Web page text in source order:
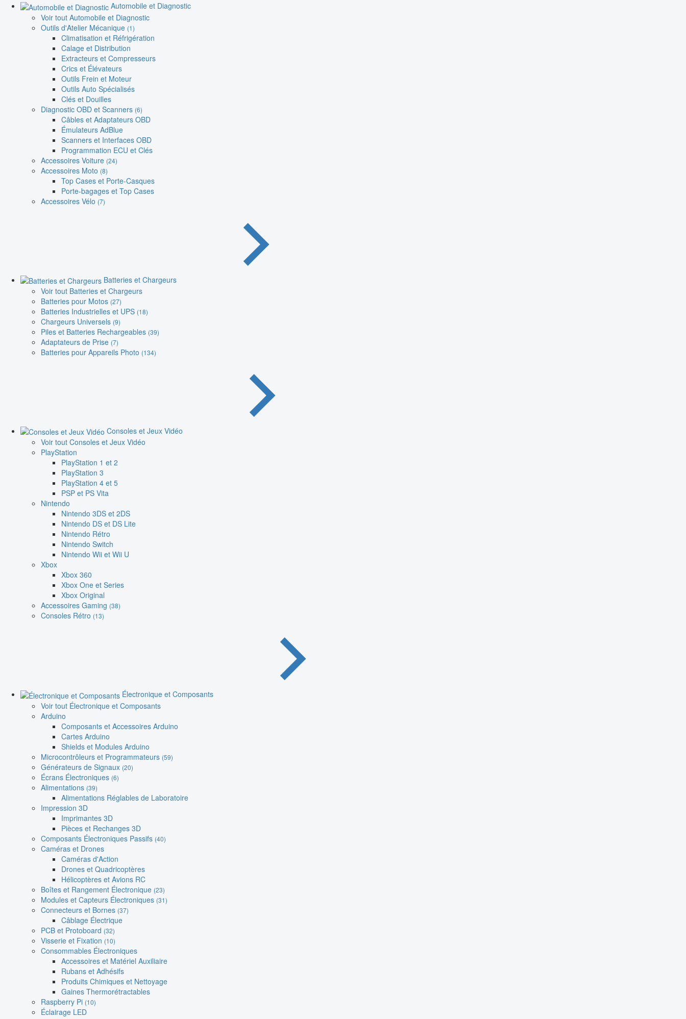
Automobile et Diagnostic
Voir tout Automobile et Diagnostic
Outils d'Atelier Mécanique (1)
Climatisation et Réfrigération
Calage et Distribution
Extracteurs et Compresseurs
Crics et Élévateurs
Outils Frein et Moteur
Outils Auto Spécialisés
Clés et Douilles
Diagnostic OBD et Scanners (6)
Câbles et Adaptateurs OBD
Émulateurs AdBlue
Scanners et Interfaces OBD
Programmation ECU et Clés
Accessoires Voiture (24)
Accessoires Moto (8)
Top Cases et Porte-Casques
Porte-bagages et Top Cases
Accessoires Vélo (7)
Batteries et Chargeurs
Voir tout Batteries et Chargeurs
Batteries pour Motos (27)
Batteries Industrielles et UPS (18)
Chargeurs Universels (9)
Piles et Batteries Rechargeables (39)
Adaptateurs de Prise (7)
Batteries pour Appareils Photo (134)
Consoles et Jeux Vidéo
Voir tout Consoles et Jeux Vidéo
PlayStation
PlayStation 1 et 2
PlayStation 3
PlayStation 4 et 5
PSP et PS Vita
Nintendo
Nintendo 3DS et 2DS
Nintendo DS et DS Lite
Nintendo Rétro
Nintendo Switch
Nintendo Wii et Wii U
Xbox
Xbox 360
Xbox One et Series
Xbox Original
Accessoires Gaming (38)
Consoles Rétro (13)
Électronique et Composants
Voir tout Électronique et Composants
Arduino
Composants et Accessoires Arduino
Cartes Arduino
Shields et Modules Arduino
Microcontrôleurs et Programmateurs (59)
Générateurs de Signaux (20)
Écrans Électroniques (6)
Alimentations (39)
Alimentations Réglables de Laboratoire
Impression 3D
Imprimantes 3D
Pièces et Rechanges 3D
Composants Électroniques Passifs (40)
Caméras et Drones
Caméras d'Action
Drones et Quadricoptères
Hélicoptères et Avions RC
Boîtes et Rangement Électronique (23)
Modules et Capteurs Électroniques (31)
Connecteurs et Bornes (37)
Câblage Électrique
PCB et Protoboard (32)
Visserie et Fixation (10)
Consommables Électroniques
Accessoires et Matériel Auxiliaire
Rubans et Adhésifs
Produits Chimiques et Nettoyage
Gaines Thermorétractables
Raspberry Pi (10)
Éclairage LED